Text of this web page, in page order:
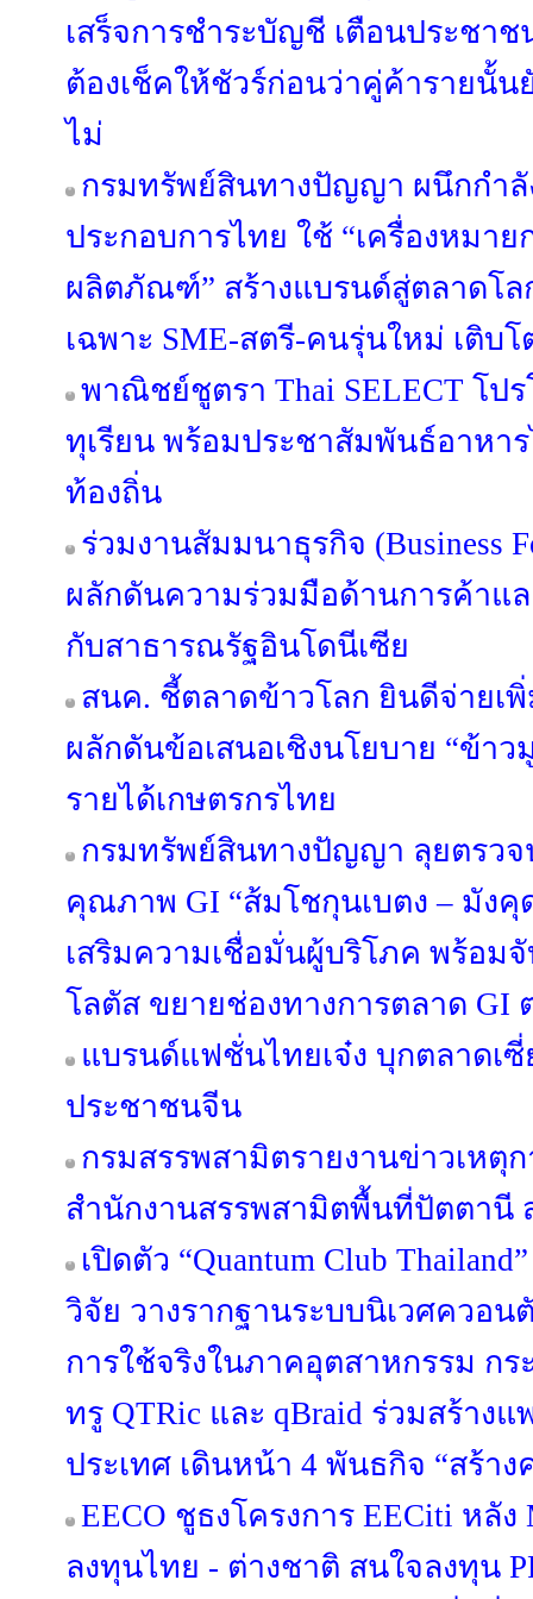
เสร็จการชำระบัญชี เตือนประชา
ต้องเช็คให้ชัวร์ก่อนว่าคู่ค้ารายนั้น
ไม่
กรมทรัพย์สินทางปัญญา ผนึกกำลั
ประกอบการไทย ใช้ “เครื่องหมา
ผลิตภัณฑ์” สร้างแบรนด์สู่ตลาดโ
เฉพาะ SME-สตรี-คนรุ่นใหม่ เติบ
พาณิชย์ชูตรา Thai SELECT โป
ทุเรียน พร้อมประชาสัมพันธ์อาหา
ท้องถิ่น
ร่วมงานสัมมนาธุรกิจ (Business
ผลักดันความร่วมมือด้านการค้าแ
กับสาธารณรัฐอินโดนีเซีย
สนค. ชี้ตลาดข้าวโลก ยินดีจ่ายเ
ผลักดันข้อเสนอเชิงนโยบาย “ข้าว
รายได้เกษตรกรไทย
กรมทรัพย์สินทางปัญญา ลุยตรวจ
คุณภาพ GI “ส้มโชกุนเบตง – มังคุ
เสริมความเชื่อมั่นผู้บริโภค พร้อม
โลตัส ขยายช่องทางการตลาด GI
แบรนด์แฟชั่นไทยเจ๋ง บุกตลาดเ
ประชาชนจีน
กรมสรรพสามิตรายงานข่าวเหตุ
สำนักงานสรรพสามิตพื้นที่ปัตตานี
เปิดตัว “Quantum Club
วิจัย วางรากฐานระบบนิเวศควอน
การใช้จริงในภาคอุตสาหกรรม กร
ทรู QTRic และ qBraid ร่วมสร้าง
ประเทศ เดินหน้า 4 พันธกิจ “สร้าง
EECO ชูธงโครงการ EECiti หลัง
ลงทุนไทย - ต่างชาติ สนใจลงทุน